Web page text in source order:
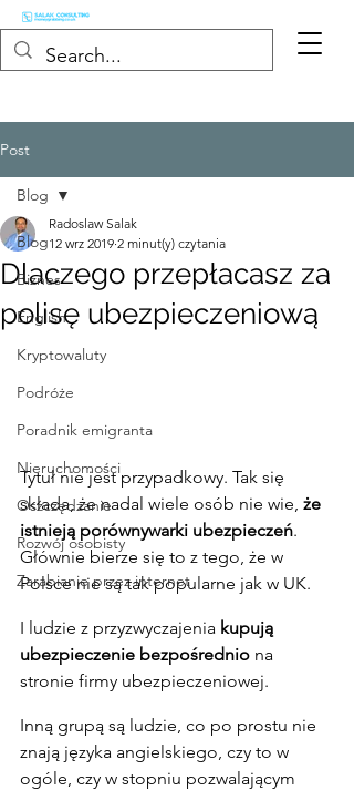
Post
Blog
Biznes
English
Kryptowaluty
Podróże
Poradnik emigranta
Nieruchomości
Oszczędzanie
Rozwój osobisty
Zarabianie przez internet
Blog
Dlaczego przepłacasz za
polisę ubezpieczeniową
Radoslaw Salak
12 wrz 2019 2 minut(y) czytania
Tytuł nie jest przypadkowy. Tak się
składa, że nadal wiele osób nie wie, że
istnieją porównywarki ubezpieczeń.
Głównie bierze się to z tego, że w
Polsce nie są tak popularne jak w UK.
I ludzie z przyzwyczajenia kupują
ubezpieczenie bezpośrednio na
stronie firmy ubezpieczeniowej.
Inną grupą są ludzie, co po prostu nie
znają języka angielskiego, czy to w
ogóle, czy w stopniu pozwalającym